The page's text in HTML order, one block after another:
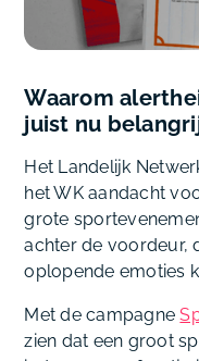
Waarom
juist nu
Het Landelijk
het WK aandacht
grote
achter de voordeur,
oplopende emoties
Met de campagne
zien dat een groot